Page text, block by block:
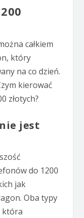
całkiem
który
na co dzień.
kierować
złotych?
jest
do 1200
jak
Oba typy
która